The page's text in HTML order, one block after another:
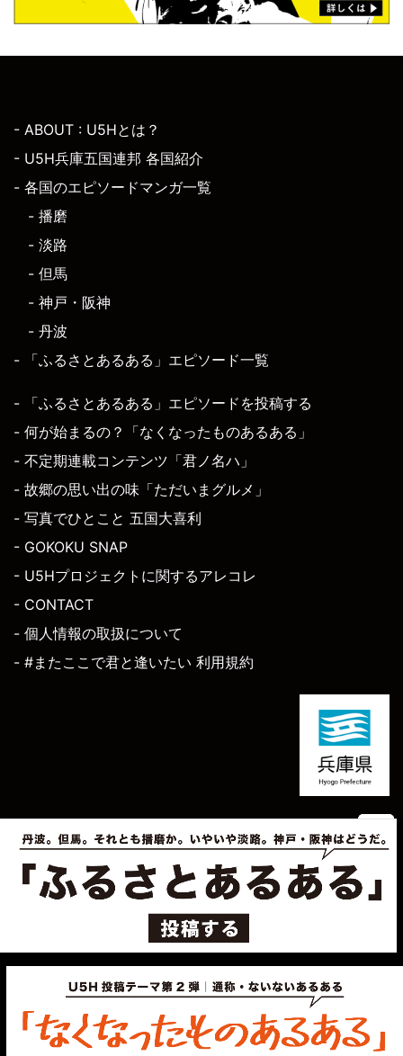
- ABOUT : U5Hとは？
- U5H兵庫五国連邦 各国紹介
- 各国のエピソードマンガ一覧
- 播磨
- 淡路
- 但馬
- 神戸・阪神
- 丹波
- 「ふるさとあるある」エピソード一覧
- 「ふるさとあるある」エピソードを投稿する
- 何が始まるの？「なくなったものあるある」
- 不定期連載コンテンツ「君ノ名ハ」
- 故郷の思い出の味「ただいまグルメ」
- 写真でひとこと 五国大喜利
- GOKOKU SNAP
- U5Hプロジェクトに関するアレコレ
- CONTACT
- 個人情報の取扱について
- #またここで君と逢いたい 利用規約